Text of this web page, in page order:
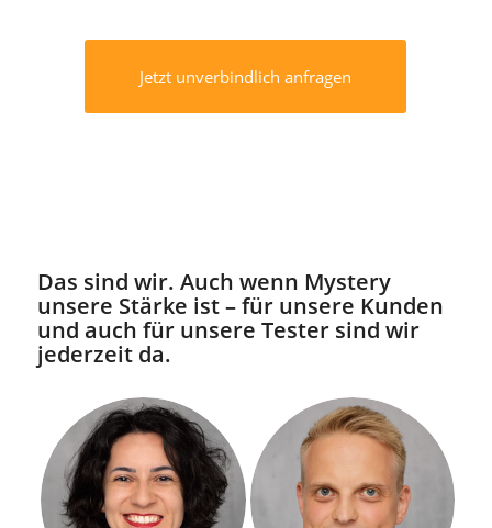
Jetzt unverbindlich anfragen
Das sind wir. Auch wenn Mystery
unsere Stärke ist – für unsere Kunden
und auch für unsere Tester sind wir
jederzeit da.